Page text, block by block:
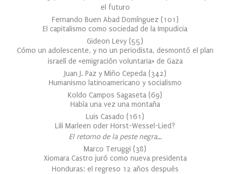
el futuro
Fernando Buen Abad Domínguez (101 )
El capitalismo como sociedad de la Impudicia
Gideon Levy (55)
Cómo un adolescente, y no un periodista, desmontó el plan
israelí de «emigración voluntaria» de Gaza
Juan J. Paz y Miño Cepeda (342)
Humanismo latinoamericano y socialismo
Koldo Campos Sagaseta (69)
Había una vez una montaña
Luis Casado (161 )
Lili Marleen oder Horst-Wessel-Lied?
El retorno de la peste negra…
Marco Teruggi (38)
Xiomara Castro juró como nueva presidenta
Honduras: el regreso 12 años después